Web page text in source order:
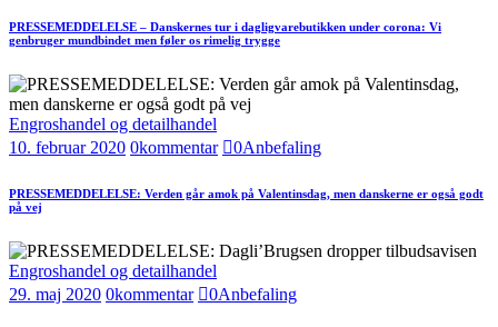
PRESSEMEDDELELSE – Danskernes tur i dagligvarebutikken under corona: Vi
genbruger mundbindet men føler os rimelig trygge
Engroshandel og detailhandel
10. februar 2020 0kommentar 0Anbefaling
PRESSEMEDDELELSE: Verden går amok på Valentinsdag, men danskerne er også godt
på vej
Engroshandel og detailhandel
29. maj 2020 0kommentar 0Anbefaling